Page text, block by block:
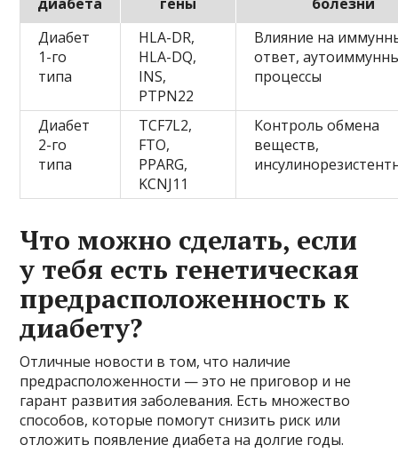
Диабет
1-го
типа
HLA-DR,
HLA-DQ,
INS,
PTPN22
Влияние на
ответ,
процессы
Диабет
2-го
типа
TCF7L2,
FTO,
PPARG,
KCNJ11
Контроль обмена
веществ,
Что можно сделать, если
у тебя есть генетическая
предрасположенность к
диабету?
Отличные новости в том, что наличие
предрасположенности — это не приговор и не
гарант развития заболевания. Есть множество
способов, которые помогут снизить риск или
отложить появление диабета на долгие годы.